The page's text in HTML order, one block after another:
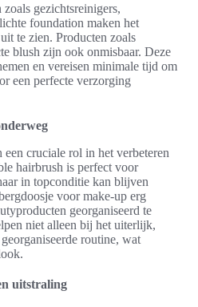
gezichtsreinigers,
foundation maken het
te zien. Producten zoals
blush zijn ook onmisbaar. Deze
en vereisen minimale tijd om
een perfecte verzorging
een cruciale rol in het verbeteren
hairbrush is perfect voor
in topconditie kan blijven
voor make-up erg
georganiseerd te
niet alleen bij het uiterlijk,
routine, wat
uitstraling